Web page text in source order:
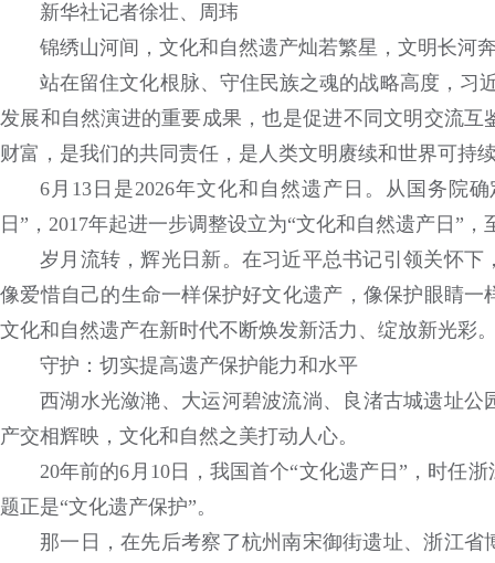
新华社记者徐壮、周玮
锦绣山河间，文化和自然遗产灿若繁星，文明长河
站在留住文化根脉、守住民族之魂的战略高度，习
发展和自然演进的重要成果，也是促进不同文明交流
财富，是我们的共同责任，是人类文明赓续和世界可持
6月13日是2026年文化和自然遗产日。从国务院
日”，2017年起进一步调整设立为“文化和自然遗产日”，
岁月流转，辉光日新。在习近平总书记引领关怀
像爱惜自己的生命一样保护好文化遗产，像保护眼睛
文化和自然遗产在新时代不断焕发新活力、绽放新光彩
守护：切实提高遗产保护能力和水平
西湖水光潋滟、大运河碧波流淌、良渚古城遗址
产交相辉映，文化和自然之美打动人心。
20年前的6月10日，我国首个“文化遗产日”，时任
题正是“文化遗产保护”。
那一日，在先后考察了杭州南宋御街遗址、浙江